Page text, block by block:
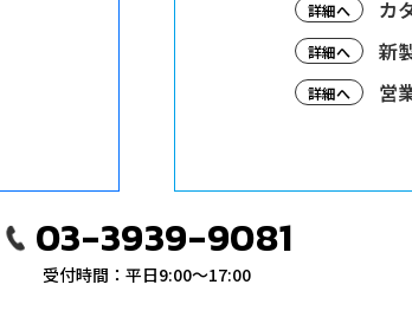
詳細へ カ
詳細へ 新
詳細へ 営
03-3939-9081
受付時間：平日9:00〜17:00